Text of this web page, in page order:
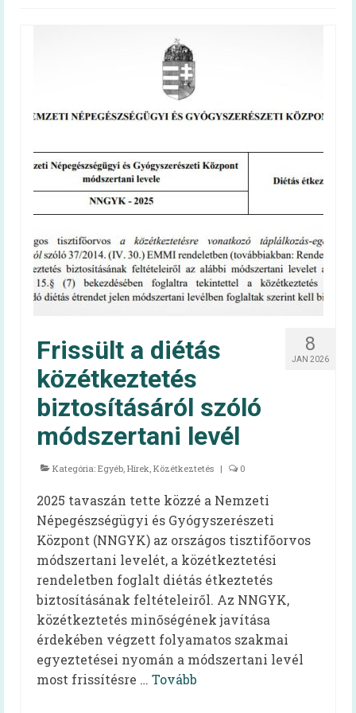
Energiaigény (gyerek)
60+ egészség
Infografika
Videóüzenetek
60+ egészség kiadvány
Szakmai információk
Élelmezésben dolgozóknak – kiadvány
EFI-munkatársaknak
60+ receptek
Kardiovaszkuláris
Onkológiai
Egészséges táplálkozást ösztönző kórház
Dietetika 100
Aqua Challenge – a vízivás kihívás
8
JAN 2026
Frissült a diétás
közétkeztetés
biztosításáról szóló
módszertani levél
Kategória: Egyéb, Hírek, Közétkeztetés | 0
2025 tavaszán tette közzé a Nemzeti
Népegészségügyi és Gyógyszerészeti
Központ (NNGYK) az országos tisztifőorvos
módszertani levelét, a közétkeztetési
rendeletben foglalt diétás étkeztetés
biztosításának feltételeiről. Az NNGYK,
közétkeztetés minőségének javítása
érdekében végzett folyamatos szakmai
egyeztetései nyomán a módszertani levél
most frissítésre … Tovább